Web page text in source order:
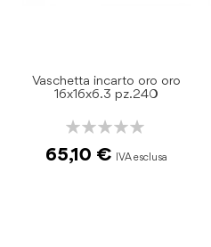
Vaschetta incarto oro oro
16x16x6.3 pz.240
Rating:
65,10 €